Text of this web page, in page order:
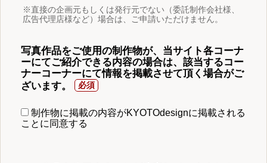
※直接の企画元もしくは発行元でない（委託制作会社様、
広告代理店様など）場合は、ご申請いただけません。
写真作品をご使用の制作物が、当サイト各コーナ
ーにてご紹介できる内容の場合は、該当するコー
ナーコーナーにて情報を掲載させて頂く場合がご
ざいます。
制作物に掲載の内容がKYOTOdesignに掲載される
ことに同意する